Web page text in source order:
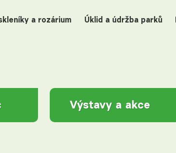
a rozárium Úklid a údržba parků
Výstavy a akce